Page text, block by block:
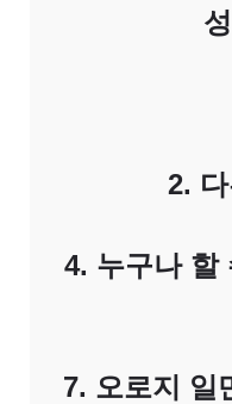
2.
4. 누구나 할
7. 오로지 일